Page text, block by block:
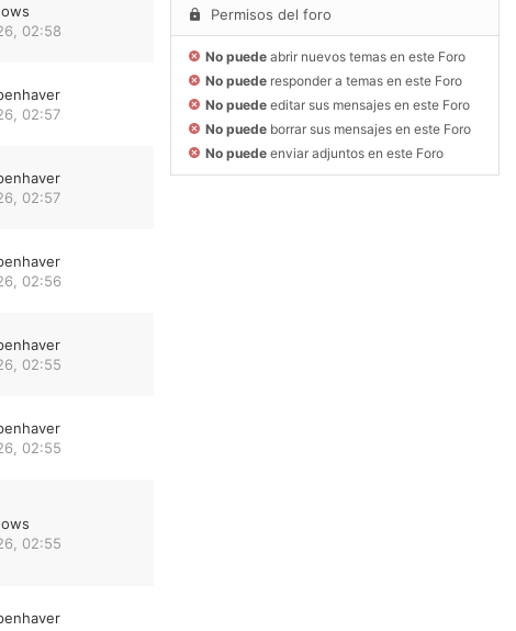
02:58
02:57
02:57
02:56
02:55
02:55
02:55
Permisos del foro
No puede abrir nuevos temas en este Foro
No puede responder a temas en este Foro
No puede editar sus mensajes en este Foro
No puede borrar sus mensajes en este Foro
No puede enviar adjuntos en este Foro